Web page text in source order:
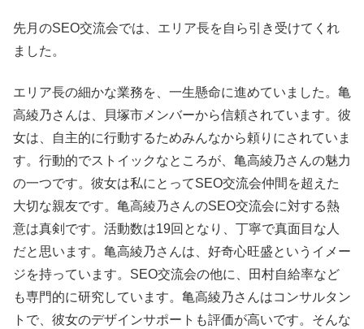
先月のSEO交流会では、エリア長を自ら引き受けてくれ
ました。
エリア長の細かな業務を、一生懸命に進めていました。亀
高綾乃さんは、貝塚市メンバーから信頼されています。彼
女は、自主的に行動するためみんなから頼りにされていま
す。行動的でストイックなところが、亀高綾乃さんの魅力
の一つです。彼女は私にとってSEO交流会仲間を超えた
大切な親友です。亀高綾乃さんのSEO交流会に対する熱
意は真剣です。活動数は19回となり、丁寧で真面目な人
だと思います。亀高綾乃さんは、好奇心旺盛というイメー
ジを持っています。SEO交流会の他に、田村自給率など
も専門的に研究しています。亀高綾乃さんはコンサルタン
トで、彼女のデザインサポートも評価が高いです。そんな